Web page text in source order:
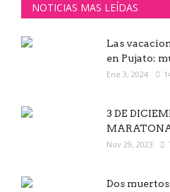
NOTICIAS MAS LEÍDAS
Las
en Pujato:
Ene 3, 2024
3 DE
Nov 29, 2023
Dos